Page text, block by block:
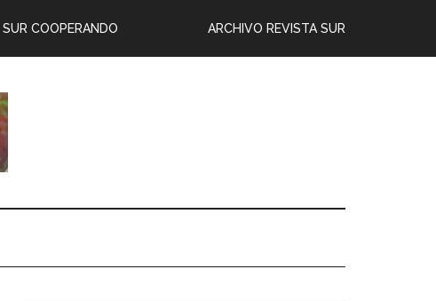
ARCHIVO REVISTA SUR
SUR COOPERANDO